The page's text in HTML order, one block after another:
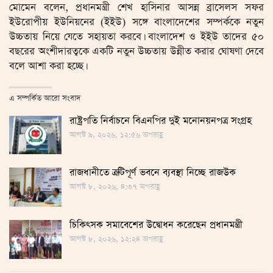
মোমেন বলেন, প্রধানমন্ত্রী শেখ হাসিনার আসন্ন ব্রাসেলস সফর
ইউরোপীয় ইউনিয়নের (ইইউ) সঙ্গে বাংলাদেশের সম্পর্ককে নতুন
উচ্চতায় নিয়ে যেতে সহায়তা করবে। বাংলাদেশ ও ইইউ তাদের ৫০
বছরের অংশীদারত্বকে একটি নতুন উচ্চতায় উন্নীত করার ঘোষণা দেবে
বলে আশা করা হচ্ছে।
এ সম্পর্কিত আরো সংবাদ
রাষ্ট্রপতি নির্বাচনে বিএনপির দুই মনোনয়নপত্র সংগ্রহ
আগস্ট ৯, ২০২৬, ১২:৫৬ অপরাহ্ণ
রাজধানীতে ত্রুটিপূর্ণ ভবনে ব্যবস্থা নিচ্ছে রাজউক
আগস্ট ৮, ২০২৬, ৪:৩৭ অপরাহ্ণ
চিকিৎসক সমাবেশের উদ্বোধন করেছেন প্রধানমন্ত্রী
আগস্ট ৮, ২০২৬, ১২:২৪ অপরাহ্ণ